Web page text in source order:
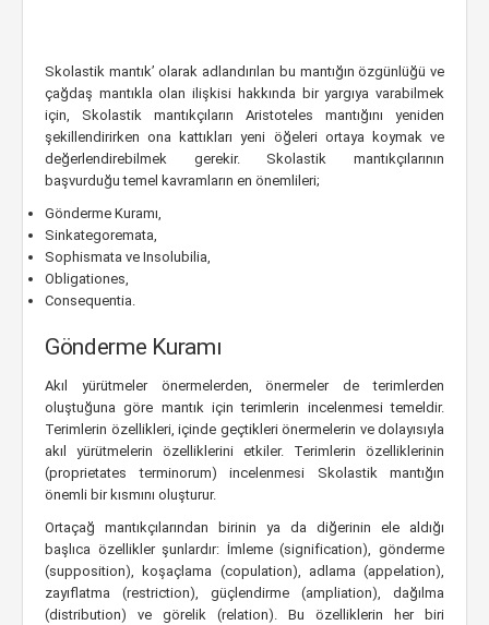
Skolastik mantık’ olarak adlandırılan bu mantığın özgünlüğü ve
çağdaş mantıkla olan ilişkisi hakkında bir yargıya varabilmek
için, Skolastik mantıkçıların Aristoteles mantığını yeniden
şekillendirirken ona kattıkları yeni öğeleri ortaya koymak ve
değerlendirebilmek gerekir. Skolastik mantıkçılarının
başvurduğu temel kavramların en önemlileri;
Gönderme Kuramı,
Sinkategoremata,
Sophismata ve Insolubilia,
Obligationes,
Consequentia.
Gönderme Kuramı
Akıl yürütmeler önermelerden, önermeler de terimlerden
oluştuğuna göre mantık için terimlerin incelenmesi temeldir.
Terimlerin özellikleri, içinde geçtikleri önermelerin ve dolayısıyla
akıl yürütmelerin özelliklerini etkiler. Terimlerin özelliklerinin
(proprietates terminorum) incelenmesi Skolastik mantığın
önemli bir kısmını oluşturur.
Ortaçağ mantıkçılarından birinin ya da diğerinin ele aldığı
başlıca özellikler şunlardır: İmleme (signification), gönderme
(supposition), koşaçlama (copulation), adlama (appelation),
zayıflatma (restriction), güçlendirme (ampliation), dağılma
(distribution) ve görelik (relation). Bu özelliklerin her biri